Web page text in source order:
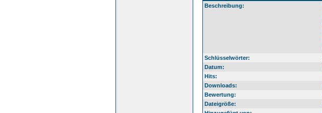
Beschreibung:
Schlüsselwörter:
Datum:
Hits:
Downloads:
Bewertung:
Dateigröße: